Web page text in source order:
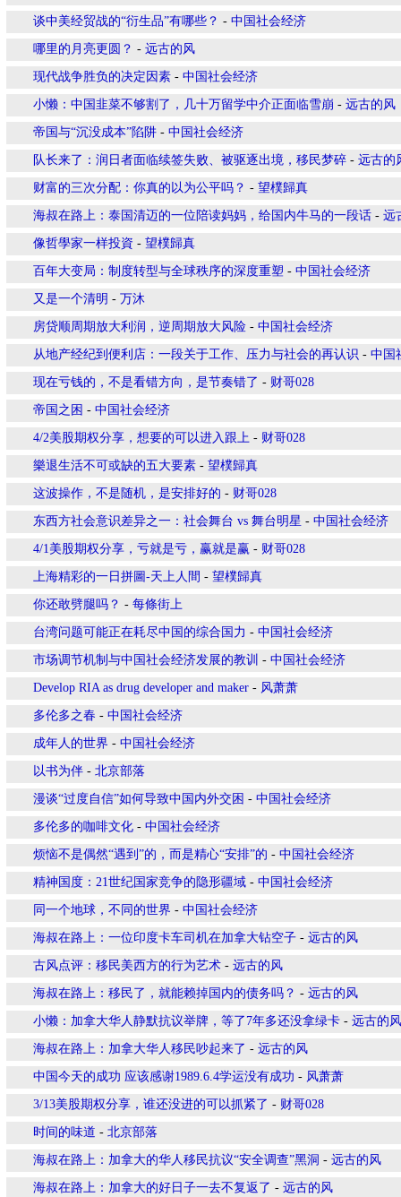
谈中美经贸战的“衍生品”有哪些？ - 中国社会经济
哪里的月亮更圆？ - 远古的风
现代战争胜负的决定因素 - 中国社会经济
小懒：中国韭菜不够割了，几十万留学中介正面临雪崩 - 远古的风
帝国与“沉没成本”陷阱 - 中国社会经济
队长来了：润日者面临续签失败、被驱逐出境，移民梦碎 - 远古的
财富的三次分配：你真的以为公平吗？ - 望樸歸真
海叔在路上：泰国清迈的一位陪读妈妈，给国内牛马的一段话 - 远
像哲學家一样投資 - 望樸歸真
百年大变局：制度转型与全球秩序的深度重塑 - 中国社会经济
又是一个清明 - 万沐
房贷顺周期放大利润，逆周期放大风险 - 中国社会经济
从地产经纪到便利店：一段关于工作、压力与社会的再认识 - 中国
现在亏钱的，不是看错方向，是节奏错了 - 财哥028
帝国之困 - 中国社会经济
4/2美股期权分享，想要的可以进入跟上 - 财哥028
樂退生活不可或缺的五大要素 - 望樸歸真
这波操作，不是随机，是安排好的 - 财哥028
东西方社会意识差异之一：社会舞台 vs 舞台明星 - 中国社会经济
4/1美股期权分享，亏就是亏，赢就是赢 - 财哥028
上海精彩的一日拼圖-天上人間 - 望樸歸真
你还敢劈腿吗？ - 每條街上
台湾问题可能正在耗尽中国的综合国力 - 中国社会经济
市场调节机制与中国社会经济发展的教训 - 中国社会经济
Develop RIA as drug developer and maker - 风萧萧
多伦多之春 - 中国社会经济
成年人的世界 - 中国社会经济
以书为伴 - 北京部落
漫谈“过度自信”如何导致中国内外交困 - 中国社会经济
多伦多的咖啡文化 - 中国社会经济
烦恼不是偶然“遇到”的，而是精心“安排”的 - 中国社会经济
精神国度：21世纪国家竞争的隐形疆域 - 中国社会经济
同一个地球，不同的世界 - 中国社会经济
海叔在路上：一位印度卡车司机在加拿大钻空子 - 远古的风
古风点评：移民美西方的行为艺术 - 远古的风
海叔在路上：移民了，就能赖掉国内的债务吗？ - 远古的风
小懒：加拿大华人静默抗议举牌，等了7年多还没拿绿卡 - 远古的风
海叔在路上：加拿大华人移民吵起来了 - 远古的风
中国今天的成功 应该感谢1989.6.4学运没有成功 - 风萧萧
3/13美股期权分享，谁还没进的可以抓紧了 - 财哥028
时间的味道 - 北京部落
海叔在路上：加拿大的华人移民抗议“安全调查”黑洞 - 远古的风
海叔在路上：加拿大的好日子一去不复返了 - 远古的风